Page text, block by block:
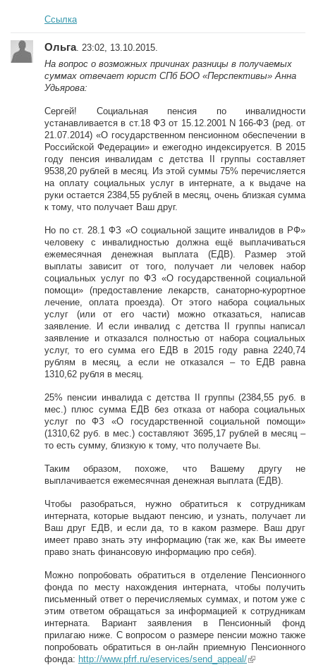
Ссылка
Ольга. 23:02, 13.10.2015.
На вопрос о возможных причинах разницы в получаемых
суммах отвечает юрист СПб БОО «Перспективы» Анна
Удьярова:
Сергей! Социальная пенсия по инвалидности
устанавливается в ст.18 ФЗ от 15.12.2001 N 166-ФЗ (ред. от
21.07.2014) «О государственном пенсионном обеспечении в
Российской Федерации» и ежегодно индексируется. В 2015
году пенсия инвалидам с детства II группы составляет
9538,20 рублей в месяц. Из этой суммы 75% перечисляется
на оплату социальных услуг в интернате, а к выдаче на
руки остается 2384,55 рублей в месяц, очень близкая сумма
к тому, что получает Ваш друг.
Но по ст. 28.1 ФЗ «О социальной защите инвалидов в РФ»
человеку с инвалидностью должна ещё выплачиваться
ежемесячная денежная выплата (ЕДВ). Размер этой
выплаты зависит от того, получает ли человек набор
социальных услуг по ФЗ «О государственной социальной
помощи» (предоставление лекарств, санаторно-курортное
лечение, оплата проезда). От этого набора социальных
услуг (или от его части) можно отказаться, написав
заявление. И если инвалид с детства II группы написал
заявление и отказался полностью от набора социальных
услуг, то его сумма его ЕДВ в 2015 году равна 2240,74
рублям в месяц, а если не отказался – то ЕДВ равна
1310,62 рубля в месяц.
25% пенсии инвалида с детства II группы (2384,55 руб. в
мес.) плюс сумма ЕДВ без отказа от набора социальных
услуг по ФЗ «О государственной социальной помощи»
(1310,62 руб. в мес.) составляют 3695,17 рублей в месяц –
то есть сумму, близкую к тому, что получаете Вы.
Таким образом, похоже, что Вашему другу не
выплачивается ежемесячная денежная выплата (ЕДВ).
Чтобы разобраться, нужно обратиться к сотрудникам
интерната, которые выдают пенсию, и узнать, получает ли
Ваш друг ЕДВ, и если да, то в каком размере. Ваш друг
имеет право знать эту информацию (так же, как Вы имеете
право знать финансовую информацию про себя).
Можно попробовать обратиться в отделение Пенсионного
фонда по месту нахождения интерната, чтобы получить
письменный ответ о перечисляемых суммах, и потом уже с
этим ответом обращаться за информацией к сотрудникам
интерната. Вариант заявления в Пенсионный фонд
прилагаю ниже. С вопросом о размере пенсии можно также
попробовать обратиться в он-лайн приемную Пенсионного
фонда: http://www.pfrf.ru/eservices/send_appeal/(link is